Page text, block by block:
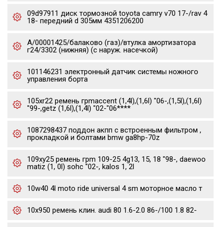
09d97911 диск тормозной toyota camry v70 17-/rav 4
18- передний d 305мм 4351206200
А/00001425/балаково (газ)/втулка амортизатора
г24/3302 (нижняя) (с наруж. насечкой)
101146231 электронный датчик системы ножного
управления борта
105xr22 ремень грmaccent (1,4l),(1,6l) "06-,(1,5l),(1,6l)
"99-,getz (1,6l),(1,4l) "02-"06****
1087298437 поддон акпп с встроенным фильтром ,
прокладкой и болтами bmw ga8hp-70z
109xy25 ремень грm 109-25 4g13, 15, 18 "98-, daewoo
matiz (1, 0l) sohc "02-, kalos 1, 2l
10w40 4l moto ride universal 4 sm моторное масло т
10x950 ремень клин. audi 80 1.6-2.0 86-/100 1.8 82-